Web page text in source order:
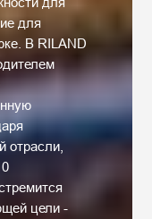
для
В RILAND
отрасли,
цели -